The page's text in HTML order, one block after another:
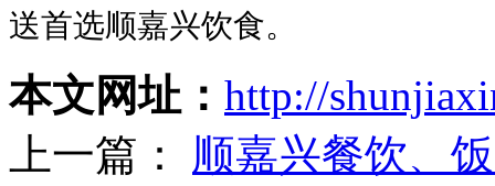
送首选顺嘉兴饮食。
本文网址： http://
上一篇： 顺嘉兴餐饮、